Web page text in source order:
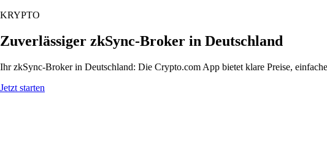
KRYPTO
Zuverlässiger zkSync-Broker in Deutschland
Ihr zkSync-Broker in Deutschland: Die Crypto.com App bietet klare Preise,
Jetzt starten